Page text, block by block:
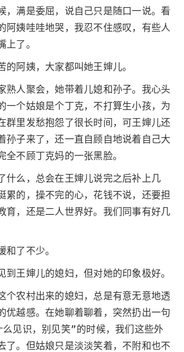
，满是委屈，说自己只是随口一说。看
阿姨哇哇地哭，我忍不住感叹，有些人
上了。
的阿姨，大家都叫她王婶儿。
熟人聚会，她带着儿媳和孙子。我心头
一个姑娘是个丁克，不打算生小孩，为
群里发愁抱怨了很长时间，可王婶儿还
孙子来了，还一直自顾自地说着自己大
全不顾丁克妈的一张黑脸。
什么，总会在王婶儿说完之后补上几
累的，操不完的心，花钱不说，还要担
育，还是二人世界好。我们同事有好几
和了不少。
到王婶儿的媳妇，但对她的印象极好。
个农村出来的媳妇，总是有意无意地透
优越感。在她聊着聊着，突然扔出一句
见识，别见笑”的时候，我们这些外
了。但姑娘只是淡淡笑着，不附和也不